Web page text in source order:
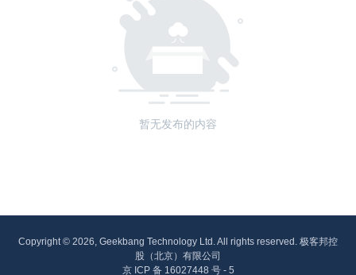
暂无发布的内容
Copyright © 2026, Geekbang Technology Ltd. All rights reserved. 极客邦控
股（北京）有限公司
京 ICP 备 16027448 号 - 5